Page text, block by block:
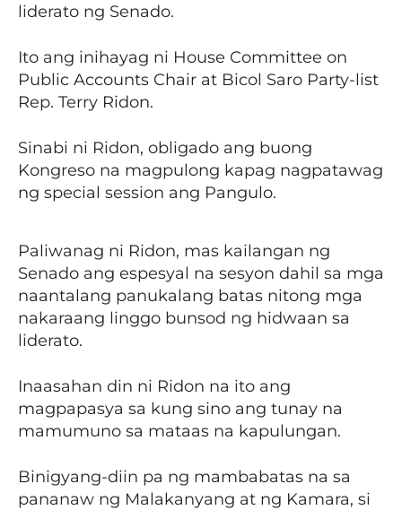
liderato ng Senado.
Ito ang inihayag ni House Committee on
Public Accounts Chair at Bicol Saro Party-list
Rep. Terry Ridon.
Sinabi ni Ridon, obligado ang buong
Kongreso na magpulong kapag nagpatawag
ng special session ang Pangulo.
Paliwanag ni Ridon, mas kailangan ng
Senado ang espesyal na sesyon dahil sa mga
naantalang panukalang batas nitong mga
nakaraang linggo bunsod ng hidwaan sa
liderato.
Inaasahan din ni Ridon na ito ang
magpapasya sa kung sino ang tunay na
mamumuno sa mataas na kapulungan.
Binigyang-diin pa ng mambabatas na sa
pananaw ng Malakanyang at ng Kamara, si